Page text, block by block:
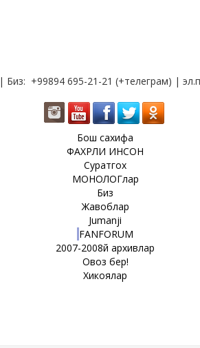
| Биз: +99894 695-21-21 (+телеграм) |
Бош сахифа
ФАХРЛИ ИНСОН
Суратгох
МОНОЛОГлар
Биз
Жавоблар
Jumanji
FANFORUM
2007-2008й архивлар
Овоз бер!
Хикоялар